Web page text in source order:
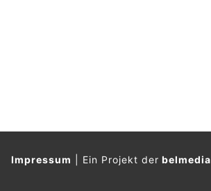
Impressum Ein Projekt derbelmedia